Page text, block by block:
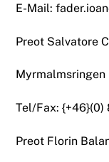
E-Mail:
Preot Salvatore
Myrmalmsringen
Tel/Fax:
Preot Florin